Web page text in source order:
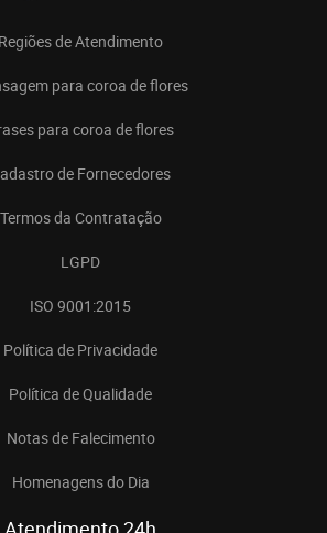
Regiões de Atendimento
para coroa de flores
para coroa de flores
de Fornecedores
Termos da Contratação
LGPD
ISO 9001:2015
Política de Privacidade
Política de Qualidade
Notas de Falecimento
Homenagens do Dia